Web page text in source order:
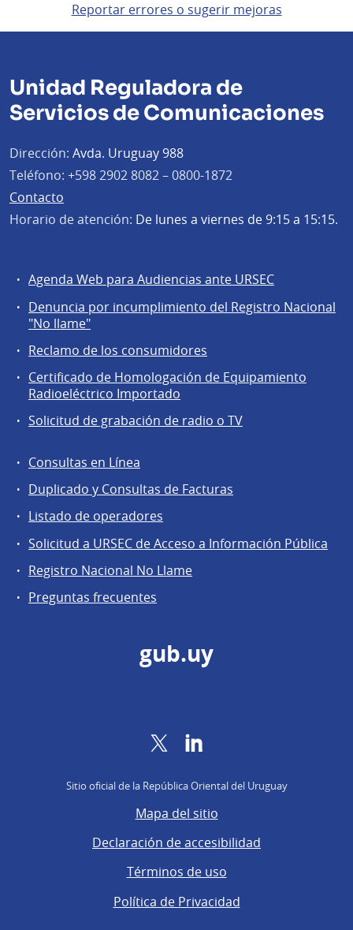
Reportar errores o sugerir mejoras
Unidad Reguladora de
Servicios de Comunicaciones
Dirección: Avda. Uruguay 988
Teléfono: +598 2902 8082 – 0800-1872
Contacto
Horario de atención: De lunes a viernes de 9:15 a 15:15.
Servicios
comunidad
Agenda Web para Audiencias ante URSEC
Denuncia por incumplimiento del Registro Nacional
"No llame"
Reclamo de los consumidores
Certificado de Homologación de Equipamiento
Radioeléctrico Importado
Solicitud de grabación de radio o TV
Agentes
regulados
Consultas en Línea
Duplicado y Consultas de Facturas
Listado de operadores
Solicitud a URSEC de Acceso a Información Pública
Registro Nacional No Llame
Preguntas frecuentes
gub.uy
Twitter
Sitio oficial de la República Oriental del Uruguay
Mapa del sitio
Declaración de accesibilidad
Términos de uso
Política de Privacidad